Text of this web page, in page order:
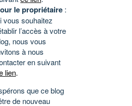
le propriétaire :
vous souhaitez
l’accès à votre
nous vous
à nous
en suivant
lien.
que ce blog
de nouveau